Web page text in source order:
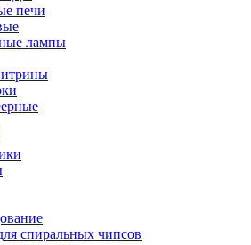
печи
лампы
спиральных чипсов